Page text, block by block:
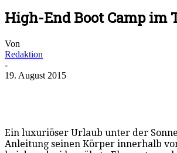
High-End Boot Camp im
Von
Redaktion
-
19. August 2015
Ein luxuriöser Urlaub unter der
Anleitung seinen Körper innerhalb